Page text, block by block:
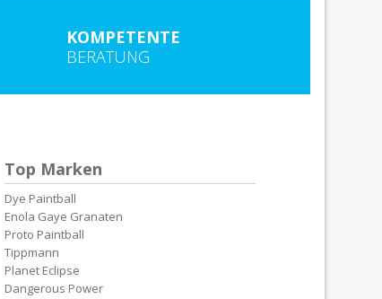
KOMPETENTE
BERATUNG
Top Marken
Dye Paintball
Enola Gaye Granaten
Proto Paintball
Tippmann
Planet Eclipse
Dangerous Power